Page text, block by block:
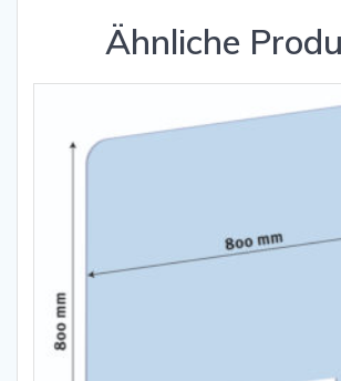
Ähnliche